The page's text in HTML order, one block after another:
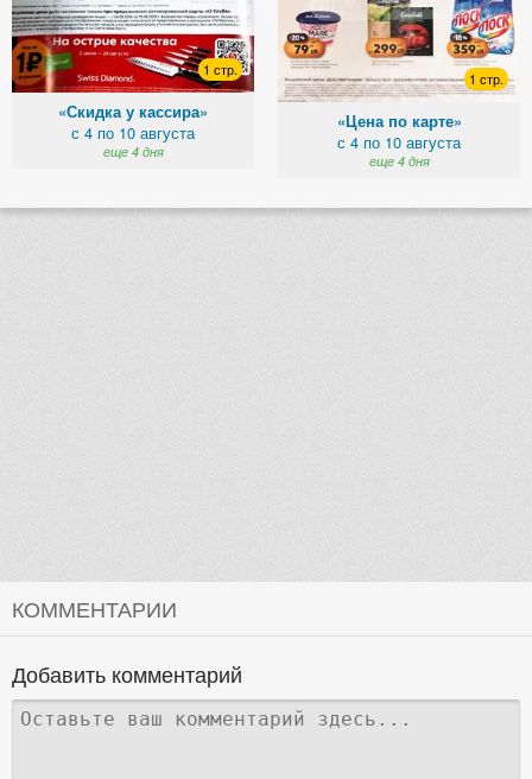
1 стр.
«Скидка у кассира»
с 4 по 10 августа
еще 4 дня
1 стр.
«Цена по карте»
с 4 по 10 августа
еще 4 дня
КОММЕНТАРИИ
Добавить комментарий